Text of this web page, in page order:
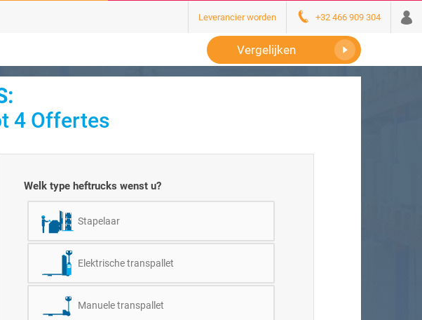
Leverancier worden +32 466 909 304
Vergelijken
4 Offertes
Welk type heftrucks wenst u?
Stapelaar
Elektrische transpallet
Manuele transpallet